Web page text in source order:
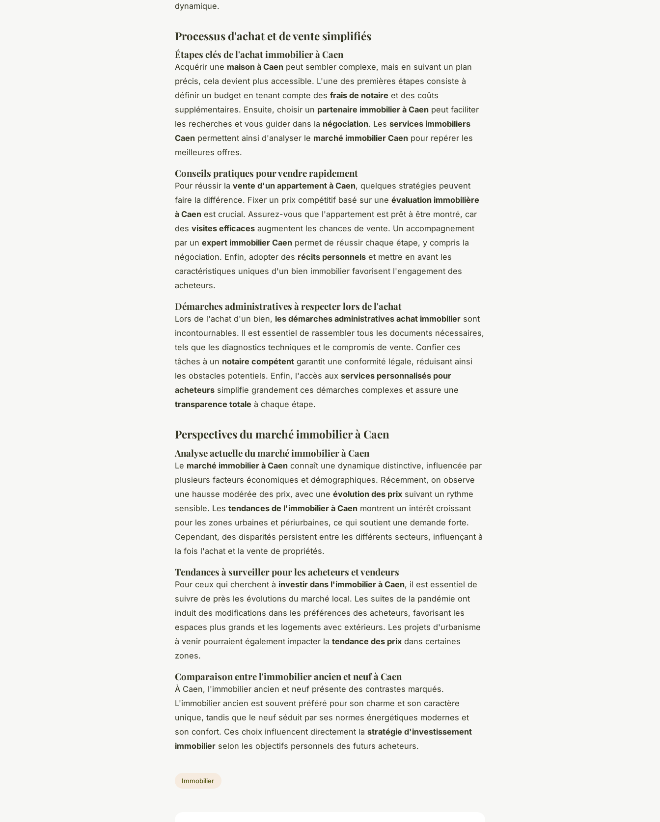
dynamique.
Processus d'achat et de vente simplifiés
Étapes clés de l'achat immobilier à Caen
Acquérir une maison à Caen peut sembler complexe, mais en suivant un plan
précis, cela devient plus accessible. L'une des premières étapes consiste à
définir un budget en tenant compte des frais de notaire et des coûts
supplémentaires. Ensuite, choisir un partenaire immobilier à Caen peut faciliter
les recherches et vous guider dans la négociation. Les services immobiliers
Caen permettent ainsi d'analyser le marché immobilier Caen pour repérer les
meilleures offres.
Conseils pratiques pour vendre rapidement
Pour réussir la vente d'un appartement à Caen, quelques stratégies peuvent
faire la différence. Fixer un prix compétitif basé sur une évaluation immobilière
à Caen est crucial. Assurez-vous que l'appartement est prêt à être montré, car
des visites efficaces augmentent les chances de vente. Un accompagnement
par un expert immobilier Caen permet de réussir chaque étape, y compris la
négociation. Enfin, adopter des récits personnels et mettre en avant les
caractéristiques uniques d'un bien immobilier favorisent l'engagement des
acheteurs.
Démarches administratives à respecter lors de l'achat
Lors de l'achat d'un bien, les démarches administratives achat immobilier sont
incontournables. Il est essentiel de rassembler tous les documents nécessaires,
tels que les diagnostics techniques et le compromis de vente. Confier ces
tâches à un notaire compétent garantit une conformité légale, réduisant ainsi
les obstacles potentiels. Enfin, l'accès aux services personnalisés pour
acheteurs simplifie grandement ces démarches complexes et assure une
transparence totale à chaque étape.
Perspectives du marché immobilier à Caen
Analyse actuelle du marché immobilier à Caen
Le marché immobilier à Caen connaît une dynamique distinctive, influencée par
plusieurs facteurs économiques et démographiques. Récemment, on observe
une hausse modérée des prix, avec une évolution des prix suivant un rythme
sensible. Les tendances de l'immobilier à Caen montrent un intérêt croissant
pour les zones urbaines et périurbaines, ce qui soutient une demande forte.
Cependant, des disparités persistent entre les différents secteurs, influençant à
la fois l'achat et la vente de propriétés.
Tendances à surveiller pour les acheteurs et vendeurs
Pour ceux qui cherchent à investir dans l'immobilier à Caen, il est essentiel de
suivre de près les évolutions du marché local. Les suites de la pandémie ont
induit des modifications dans les préférences des acheteurs, favorisant les
espaces plus grands et les logements avec extérieurs. Les projets d'urbanisme
à venir pourraient également impacter la tendance des prix dans certaines
zones.
Comparaison entre l'immobilier ancien et neuf à Caen
À Caen, l'immobilier ancien et neuf présente des contrastes marqués.
L'immobilier ancien est souvent préféré pour son charme et son caractère
unique, tandis que le neuf séduit par ses normes énergétiques modernes et
son confort. Ces choix influencent directement la stratégie d'investissement
immobilier selon les objectifs personnels des futurs acheteurs.
Immobilier